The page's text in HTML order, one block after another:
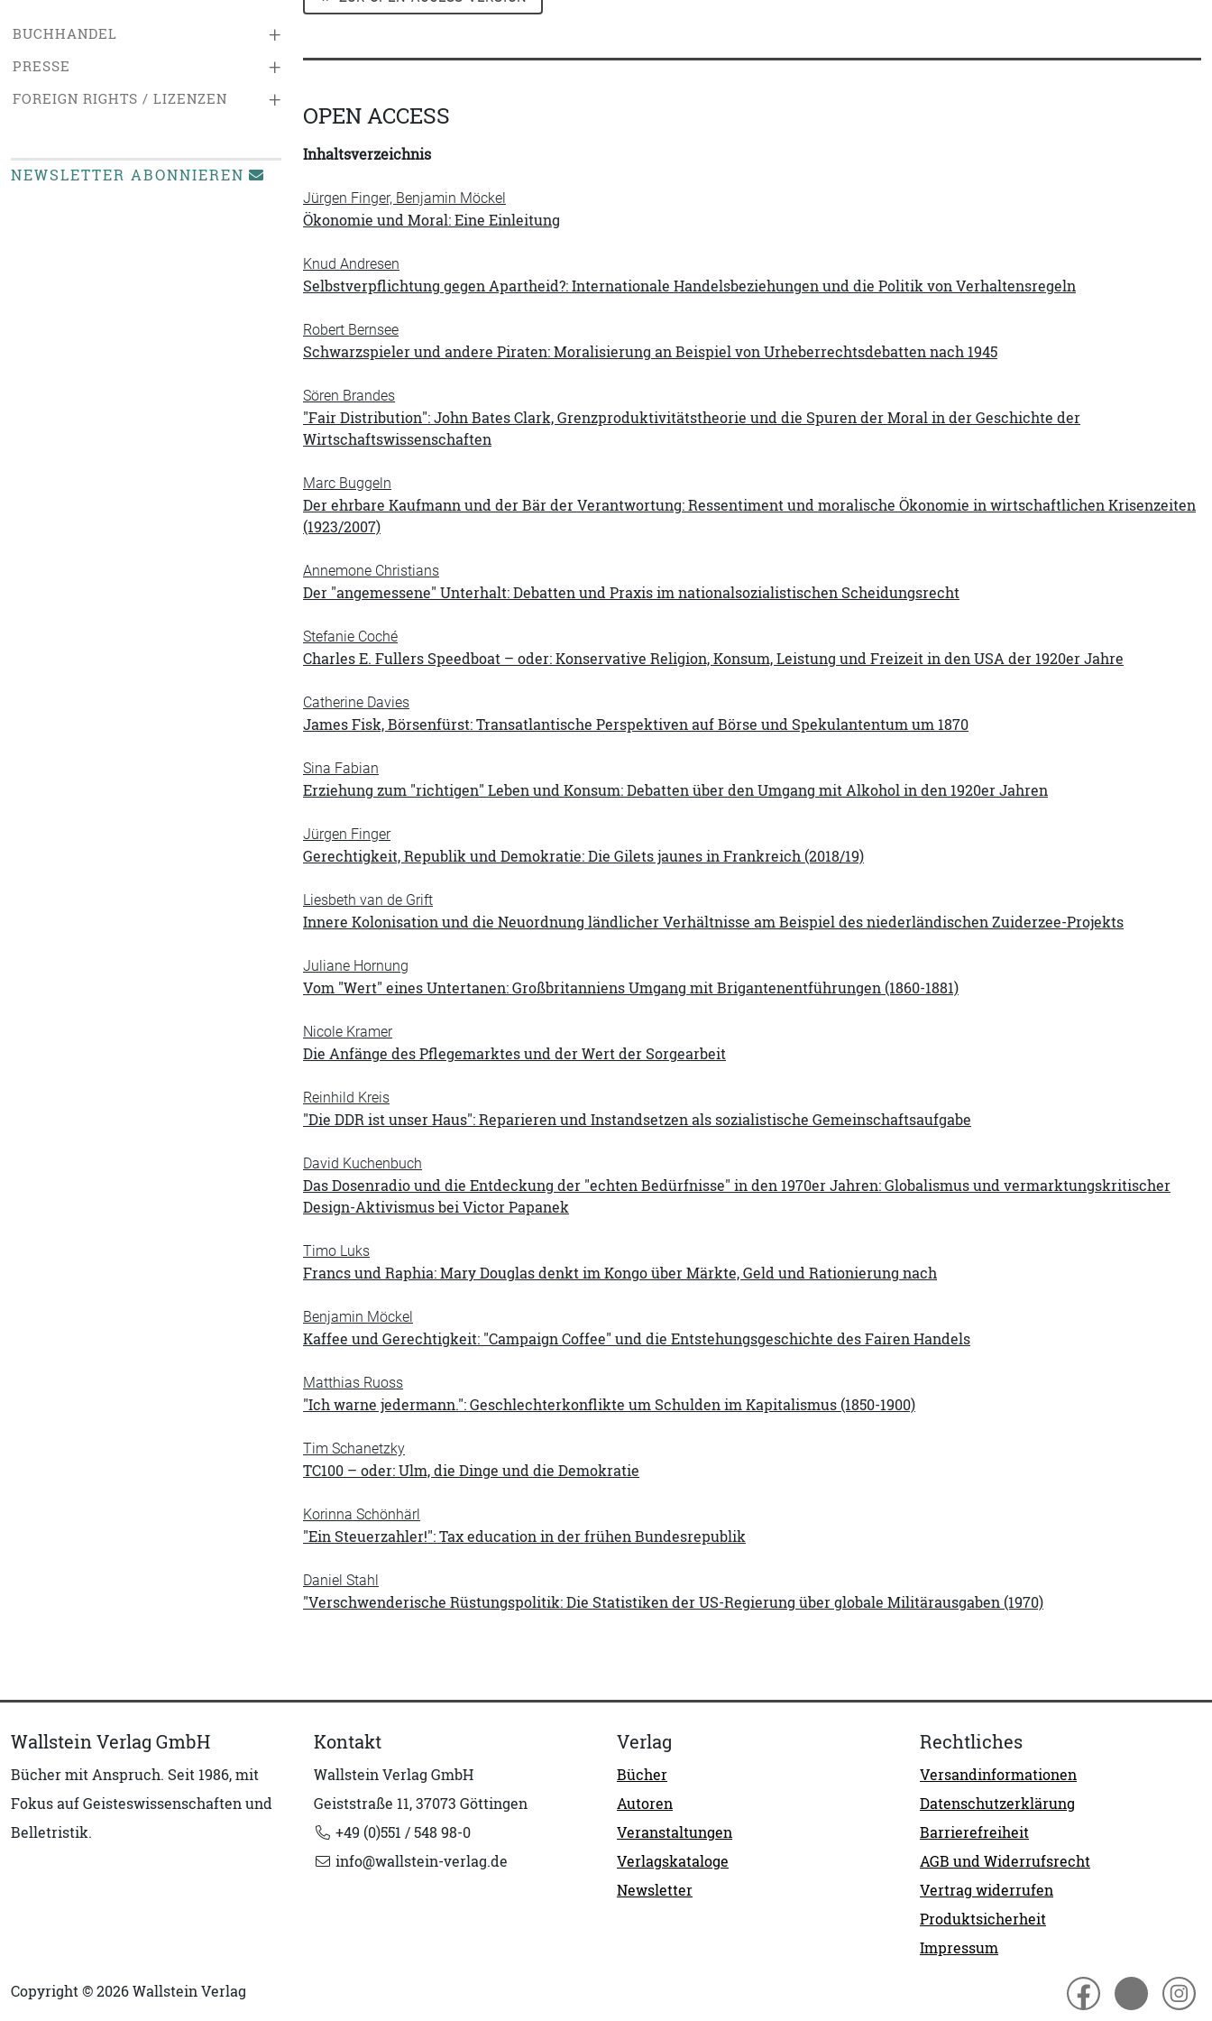
+
BUCHHANDEL
+
PRESSE
+
FOREIGN RIGHTS / LIZENZEN
NEWSLETTER ABONNIEREN
OPEN ACCESS
Inhaltsverzeichnis
Jürgen Finger, Benjamin Möckel
Ökonomie und Moral: Eine Einleitung
Knud Andresen
Selbstverpflichtung gegen Apartheid?: Internationale Handelsbeziehungen und die Politik von Verhaltensregeln
Robert Bernsee
Schwarzspieler und andere Piraten: Moralisierung an Beispiel von Urheberrechtsdebatten nach 1945
Sören Brandes
"Fair Distribution": John Bates Clark, Grenzproduktivitätstheorie und die Spuren der Moral in der Geschichte der
Wirtschaftswissenschaften
Marc Buggeln
Der ehrbare Kaufmann und der Bär der Verantwortung: Ressentiment und moralische Ökonomie in wirtschaftlichen Krisenzeiten
(1923/2007)
Annemone Christians
Der "angemessene" Unterhalt: Debatten und Praxis im nationalsozialistischen Scheidungsrecht
Stefanie Coché
Charles E. Fullers Speedboat – oder: Konservative Religion, Konsum, Leistung und Freizeit in den USA der 1920er Jahre
Catherine Davies
James Fisk, Börsenfürst: Transatlantische Perspektiven auf Börse und Spekulantentum um 1870
Sina Fabian
Erziehung zum "richtigen" Leben und Konsum: Debatten über den Umgang mit Alkohol in den 1920er Jahren
Jürgen Finger
Gerechtigkeit, Republik und Demokratie: Die Gilets jaunes in Frankreich (2018/19)
Liesbeth van de Grift
Innere Kolonisation und die Neuordnung ländlicher Verhältnisse am Beispiel des niederländischen Zuiderzee-Projekts
Juliane Hornung
Vom "Wert" eines Untertanen: Großbritanniens Umgang mit Brigantenentführungen (1860-1881)
Nicole Kramer
Die Anfänge des Pflegemarktes und der Wert der Sorgearbeit
Reinhild Kreis
"Die DDR ist unser Haus": Reparieren und Instandsetzen als sozialistische Gemeinschaftsaufgabe
David Kuchenbuch
Das Dosenradio und die Entdeckung der "echten Bedürfnisse" in den 1970er Jahren: Globalismus und vermarktungskritischer
Design-Aktivismus bei Victor Papanek
Timo Luks
Francs und Raphia: Mary Douglas denkt im Kongo über Märkte, Geld und Rationierung nach
Benjamin Möckel
Kaffee und Gerechtigkeit: "Campaign Coffee" und die Entstehungsgeschichte des Fairen Handels
Matthias Ruoss
"Ich warne jedermann.": Geschlechterkonflikte um Schulden im Kapitalismus (1850-1900)
Tim Schanetzky
TC100 – oder: Ulm, die Dinge und die Demokratie
Korinna Schönhärl
"Ein Steuerzahler!": Tax education in der frühen Bundesrepublik
Daniel Stahl
"Verschwenderische Rüstungspolitik: Die Statistiken der US-Regierung über globale Militärausgaben (1970)
Wallstein Verlag GmbH
Bücher mit Anspruch. Seit 1986, mit
Fokus auf Geisteswissenschaften und
Belletristik.
Kontakt
Wallstein Verlag GmbH
Geiststraße 11, 37073 Göttingen
+49 (0)551 / 548 98-0
info@wallstein-verlag.de
Verlag
Bücher
Autoren
Veranstaltungen
Verlagskataloge
Newsletter
Rechtliches
Versandinformationen
Datenschutzerklärung
Barrierefreiheit
AGB und Widerrufsrecht
Vertrag widerrufen
Produktsicherheit
Impressum
Copyright © 2026 Wallstein Verlag